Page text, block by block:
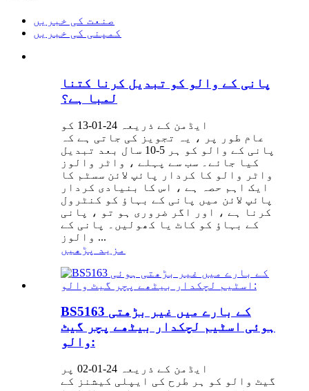
صنعت کی خبریں
کمپنی کی خبریں
پانی کے والو کو تبدیل کرنا کتنا
لمبا ہے؟
ایڈمن کے ذریعہ 24-01-13 کو
عام طور پر ، یہ تجویز کی جاتی ہے کہ
پانی کے والو کو ہر 5-10 سال بعد تبدیل
کیا جائے۔ سب سے پہلے ، واٹر والوز
واٹر والو کا کردار پائپ لائن سسٹم کا
ایک اہم حصہ ہے ، اس کا بنیادی کردار
پائپ لائن میں پانی کے بہاؤ کو کنٹرول
کرنا ہے ، اور اگر ضروری ہو تو ، پانی
کے بہاؤ کو کاٹ یا کھولیں۔ پانی کے
والوز ...
مزید پڑھیں
BS5163 کے بارے میں غیر بڑھتی
ہوئی اسٹیم لچکدار بیٹھے پچر گیٹ
والو:
ایڈمن کے ذریعہ 24-01-02 پر
گیٹ والو کو ہر طرح کی ایپلی کیشنز کے